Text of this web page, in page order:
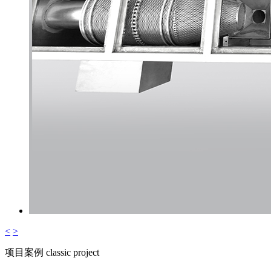
< >
项目案例 classic project